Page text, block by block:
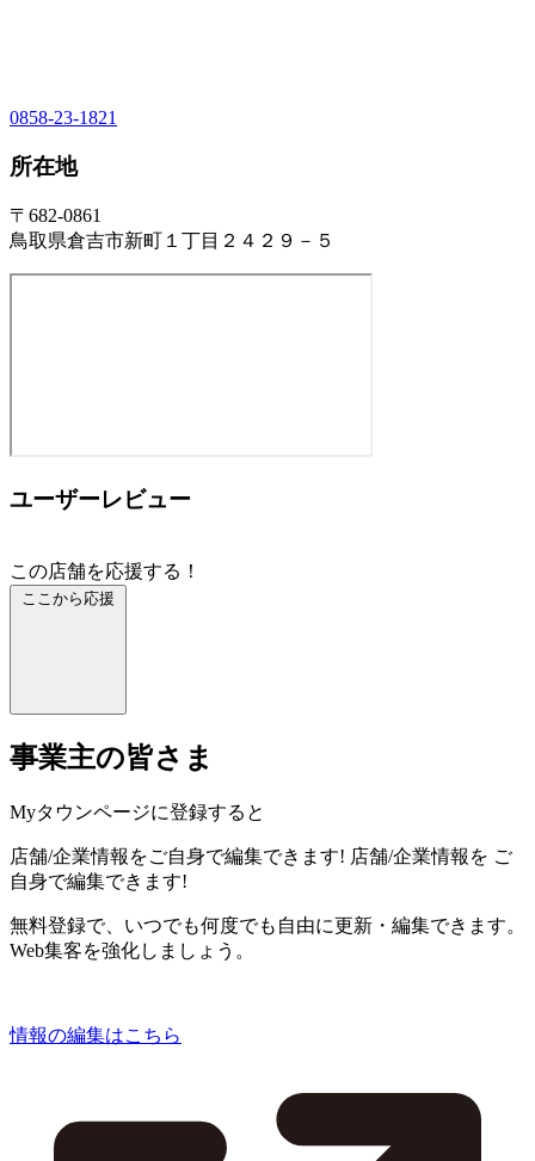
0858-23-1821
所在地
〒682-0861
鳥取県倉吉市新町１丁目２４２９－５
ユーザーレビュー
この店舗を応援する！
ここから応援
事業主の皆さま
Myタウンページに登録すると
店舗/企業情報をご自身で編集できます! 店舗/企業情報を ご
自身で編集できます!
無料登録で、いつでも何度でも自由に更新・編集できます。
Web集客を強化しましょう。
情報の編集はこちら